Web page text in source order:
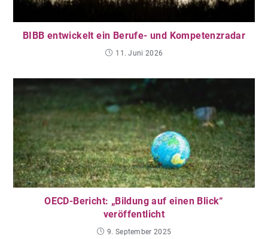
BIBB entwickelt ein Berufe- und Kompetenzradar
11. Juni 2026
OECD-Bericht: „Bildung auf einen Blick“
veröffentlicht
9. September 2025